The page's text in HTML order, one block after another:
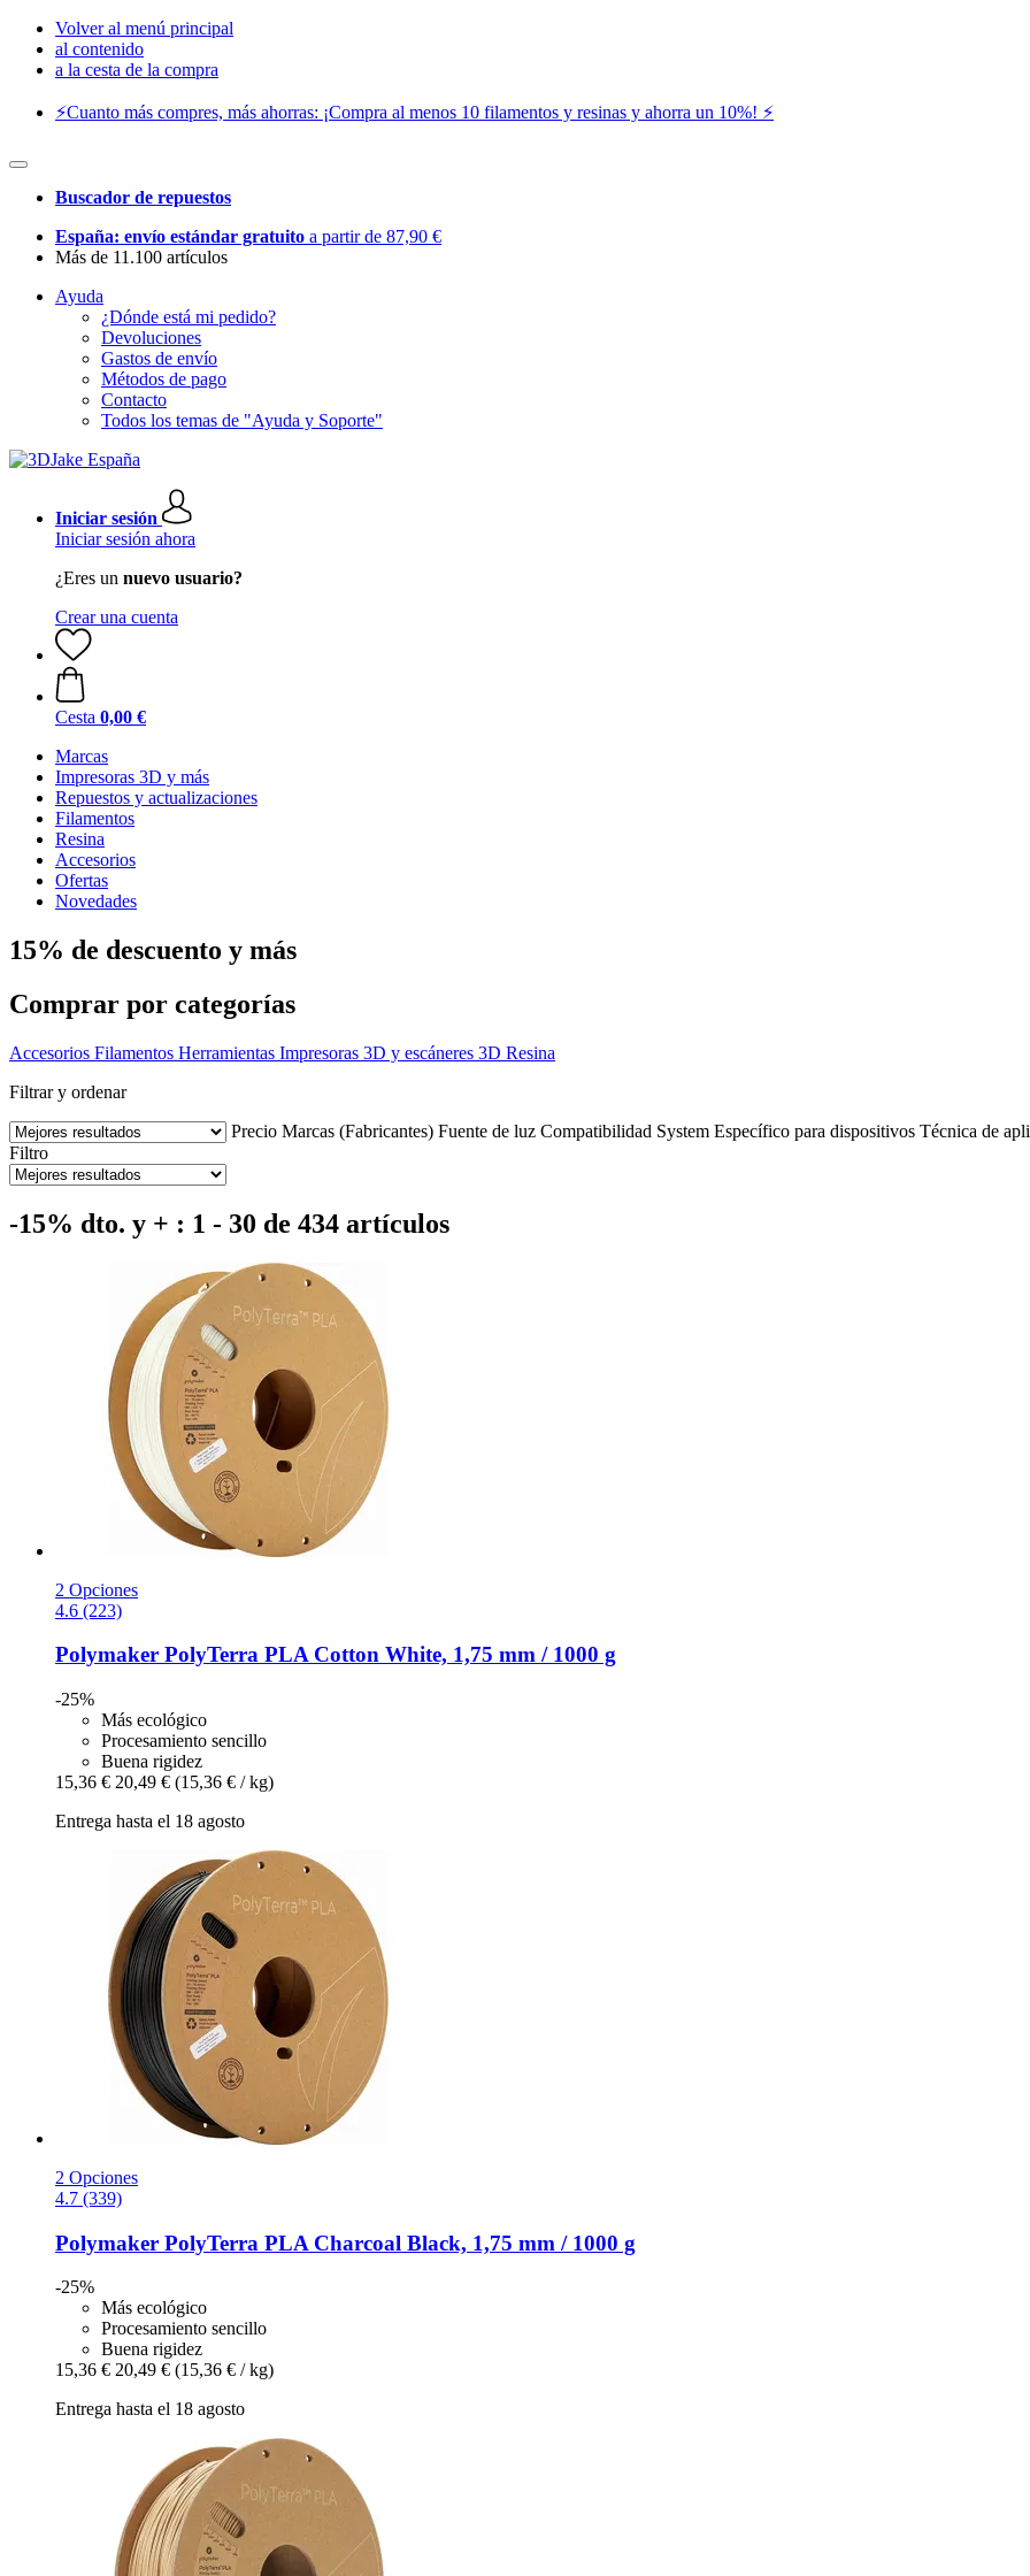
Volver al menú principal
al contenido
a la cesta de la compra
⚡️Cuanto más compres, más ahorras: ¡Compra al menos 10 filamentos y resinas y ahorra un 10%! ⚡️
Buscador de repuestos
España: envío estándar gratuito a partir de 87,90 €
Más de 11.100 artículos
Ayuda
¿Dónde está mi pedido?
Devoluciones
Gastos de envío
Métodos de pago
Contacto
Todos los temas de "Ayuda y Soporte"
Iniciar sesión
Iniciar sesión ahora
¿Eres un nuevo usuario?
Crear una cuenta
Cesta 0,00 €
Marcas
Impresoras 3D y más
Repuestos y actualizaciones
Filamentos
Resina
Accesorios
Ofertas
Novedades
15% de descuento y más
Comprar por categorías
Accesorios Filamentos Herramientas Impresoras 3D y escáneres 3D Resina
Filtrar y ordenar
Precio Marcas (Fabricantes) Fuente de luz Compatibilidad System Específico para dispositivos Técnica de
Filtro
-15% dto. y + : 1 - 30 de 434 artículos
2 Opciones
4.6 (223)
Polymaker PolyTerra PLA Cotton White, 1,75 mm / 1000 g
-25%
Más ecológico
Procesamiento sencillo
Buena rigidez
15,36 € 20,49 € (15,36 € / kg)
Entrega hasta el 18 agosto
2 Opciones
4.7 (339)
Polymaker PolyTerra PLA Charcoal Black, 1,75 mm / 1000 g
-25%
Más ecológico
Procesamiento sencillo
Buena rigidez
15,36 € 20,49 € (15,36 € / kg)
Entrega hasta el 18 agosto